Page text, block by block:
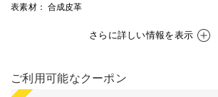
表素材： 合成皮革
さらに詳しい情報を表示
ご利用可能なクーポン